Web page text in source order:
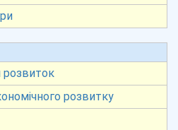
розвиток
розвитку